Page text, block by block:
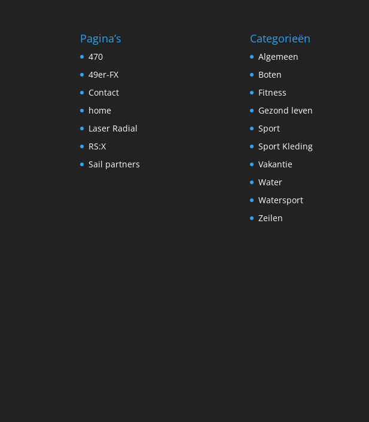
Pagina’s
470
49er-FX
Contact
home
Laser Radial
RS:X
Sail partners
Categorieën
Algemeen
Boten
Fitness
Gezond leven
Sport
Sport Kleding
Vakantie
Water
Watersport
Zeilen